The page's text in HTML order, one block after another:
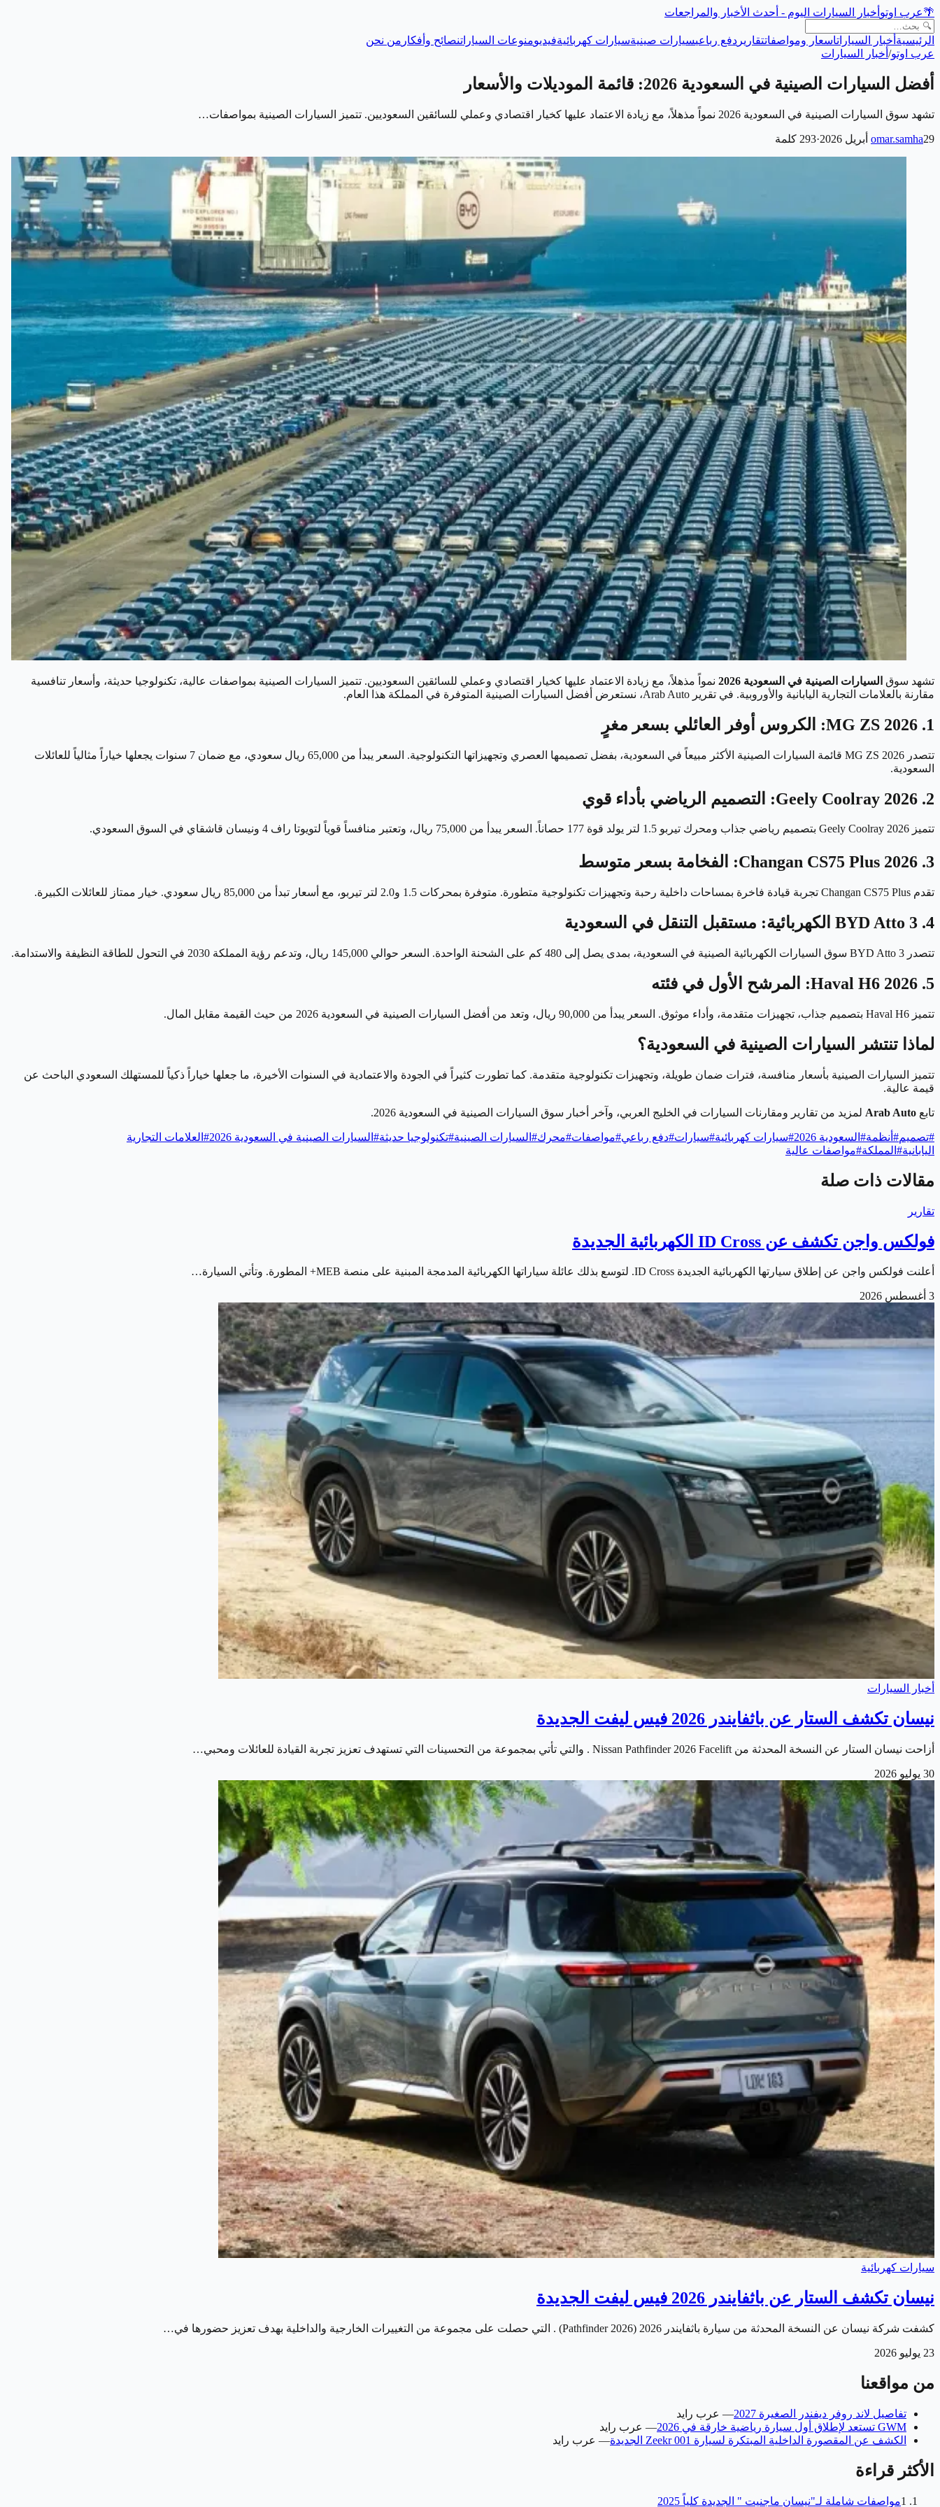
🌴عرب اوتو أخبار السيارات اليوم - أحدث الأخبار والمراجعات
الرئيسية أخبار السياراتاسعار ومواصفاتتقارير دفع رباعيسيارات صينيةسيارات كهربائيةفيديومنوعات السياراتنصائح وأفكار من نحن
عرب اوتو/ أخبار السيارات
أفضل السيارات الصينية في السعودية 2026: قائمة الموديلات والأسعار
تشهد سوق السيارات الصينية في السعودية 2026 نمواً مذهلاً، مع زيادة الاعتماد عليها كخيار اقتصادي وعملي للسائقين السعوديين. تتميز السيارات الصينية بمواصفات…
omar.samha29 أبريل 2026 ·
293 كلمة
تشهد سوق السيارات الصينية في السعودية 2026
نمواً مذهلاً، مع زيادة الاعتماد عليها كخيار اقتصادي وعملي للسائقين السعوديين. تتميز السيارات الصينية بمواصفات عالية، تكنولوجيا حديثة، وأسعار تنافسية
مقارنة بالعلامات التجارية اليابانية والأوروبية. في تقرير Arab Auto، نستعرض أفضل السيارات الصينية المتوفرة في المملكة هذا العام.
1. MG ZS 2026: الكروس أوفر العائلي بسعر مغرٍ
تتصدر MG ZS 2026 قائمة السيارات الصينية الأكثر مبيعاً في السعودية، بفضل تصميمها العصري وتجهيزاتها التكنولوجية. السعر يبدأ من 65,000 ريال سعودي، مع ضمان 7 سنوات يجعلها خياراً مثالياً للعائلات
السعودية.
2. Geely Coolray 2026: التصميم الرياضي بأداء قوي
تتميز Geely Coolray 2026 بتصميم رياضي جذاب ومحرك تيربو 1.5 لتر يولد قوة 177 حصاناً. السعر يبدأ من 75,000 ريال، وتعتبر منافساً قوياً لتويوتا راف 4 ونيسان قاشقاي في السوق السعودي.
3. Changan CS75 Plus 2026: الفخامة بسعر متوسط
تقدم Changan CS75 Plus تجربة قيادة فاخرة بمساحات داخلية رحبة وتجهيزات تكنولوجية متطورة. متوفرة بمحركات 1.5 و2.0 لتر تيربو، مع أسعار تبدأ من 85,000 ريال سعودي. خيار ممتاز للعائلات الكبيرة.
4. BYD Atto 3 الكهربائية: مستقبل التنقل في السعودية
تتصدر BYD Atto 3 سوق السيارات الكهربائية الصينية في السعودية، بمدى يصل إلى 480 كم على الشحنة الواحدة. السعر حوالي 145,000 ريال، وتدعم رؤية المملكة 2030 في التحول للطاقة النظيفة والاستدامة.
5. Haval H6 2026: المرشح الأول في فئته
تتميز Haval H6 بتصميم جذاب، تجهيزات متقدمة، وأداء موثوق. السعر يبدأ من 90,000 ريال، وتعد من أفضل السيارات الصينية في السعودية 2026 من حيث القيمة مقابل المال.
لماذا تنتشر السيارات الصينية في السعودية؟
تتميز السيارات الصينية بأسعار منافسة، فترات ضمان طويلة، وتجهيزات تكنولوجية متقدمة. كما تطورت كثيراً في الجودة والاعتمادية في السنوات الأخيرة، ما جعلها خياراً ذكياً للمستهلك السعودي الباحث عن
قيمة عالية.
تابع Arab Auto لمزيد من تقارير ومقارنات السيارات في الخليج العربي، وآخر أخبار سوق السيارات الصينية في السعودية 2026.
#تصميم# أنظمة# السعودية 2026 #سيارات كهربائية#سيارات#دفع رباعي#مواصفات#محرك# السيارات الصينية#تكنولوجيا حديثة# السيارات الصينية في السعودية 2026 # العلامات التجارية
اليابانية# المملكة#مواصفات عالية
مقالات ذات صلة
تقارير
فولكس واجن تكشف عن ID Cross الكهربائية الجديدة
أعلنت فولكس واجن عن إطلاق سيارتها الكهربائية الجديدة ID Cross. لتوسع بذلك عائلة سياراتها الكهربائية المدمجة المبنية على منصة MEB+ المطورة. وتأتي السيارة…
3 أغسطس 2026
أخبار السيارات
نيسان تكشف الستار عن باثفايندر 2026 فيس ليفت الجديدة
أزاحت نيسان الستار عن النسخة المحدثة من Nissan Pathfinder 2026 Facelift . والتي تأتي بمجموعة من التحسينات التي تستهدف تعزيز تجربة القيادة للعائلات ومحبي…
30 يوليو 2026
سيارات كهربائية
نيسان تكشف الستار عن باثفايندر 2026 فيس ليفت الجديدة
كشفت شركة نيسان عن النسخة المحدثة من سيارة باثفايندر 2026 (Pathfinder 2026) . التي حصلت على مجموعة من التغييرات الخارجية والداخلية بهدف تعزيز حضورها في…
23 يوليو 2026
من مواقعنا
تفاصيل لاند روفر ديفندر الصغيرة 2027 — عرب رايد
GWM تستعد لإطلاق أول سيارة رياضية خارقة في 2026
— عرب رايد
الكشف عن المقصورة الداخلية المبتكرة لسيارة Zeekr 001 الجديدة
— عرب رايد
الأكثر قراءة
1مواصفات شاملة لـ"نيسان ماجنيت " الجديدة كلياً 2025